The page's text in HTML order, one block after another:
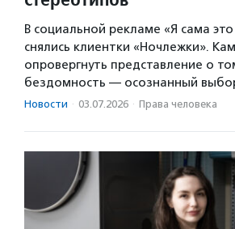
В социальной рекламе «Я сама
снялись клиентки «Ночлежки».
опровергнуть представление о
бездомность — осознанный
Новости · 03.07.2026 · Права человека